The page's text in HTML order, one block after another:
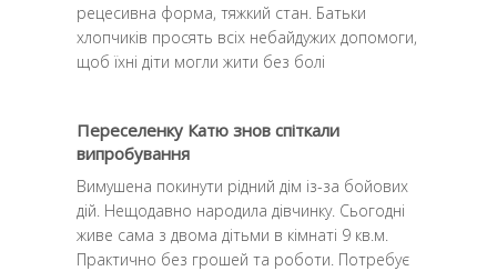
рецесивна форма, тяжкий стан. Батьки
хлопчиків просять всіх небайдужих допомоги,
щоб їхні діти могли жити без болi
Переселенку Катю знов спіткали
випробування
Вимушена покинути рідний дім із-за бойових
дій. Нещодавно народила дівчинку. Сьогодні
живе сама з двома дітьми в кімнаті 9 кв.м.
Практично без грошей та роботи. Потребує